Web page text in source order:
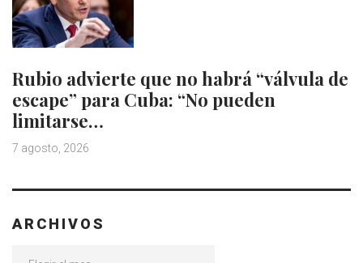
Rubio advierte que no habrá “válvula de
escape” para Cuba: “No pueden
limitarse…
7 agosto, 2026
ARCHIVOS